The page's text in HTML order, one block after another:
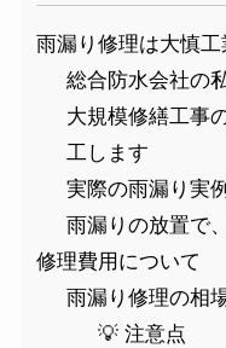
雨漏り修理は大慎工
総合防水会社の
大規模修繕工事
工します
実際の雨漏り実例
雨漏りの放置で
修理費用について
雨漏り修理の相
💡 注意点